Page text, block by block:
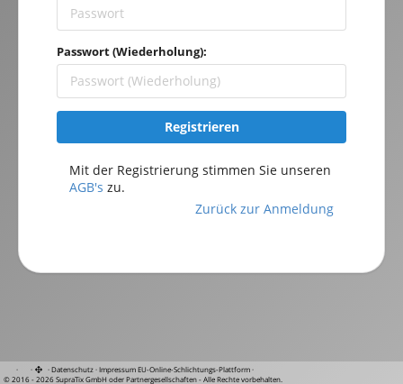
Passwort (Wiederholung):
Registrieren
Mit der Registrierung stimmen Sie unseren
AGB's zu.
Zurück zur Anmeldung
· · ·Datenschutz·Impressum EU-Online-Schlichtungs-Plattform·
© 2016 - 2026 SupraTix GmbH oder Partnergesellschaften - Alle Rechte vorbehalten.